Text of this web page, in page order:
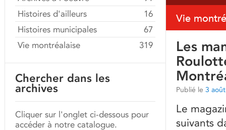
Vie
Les
Publié le 3
Le
suivants
Histoires d'ailleurs
16
Histoires municipales
67
Vie montréalaise
319
Chercher dans les
archives
Cliquer sur l'onglet ci-dessous pour
accéder à notre catalogue.